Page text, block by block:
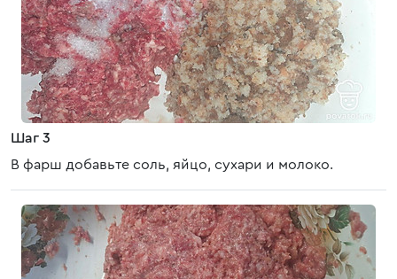
Шаг 3
В фарш добавьте соль, яйцо, сухари и молоко.